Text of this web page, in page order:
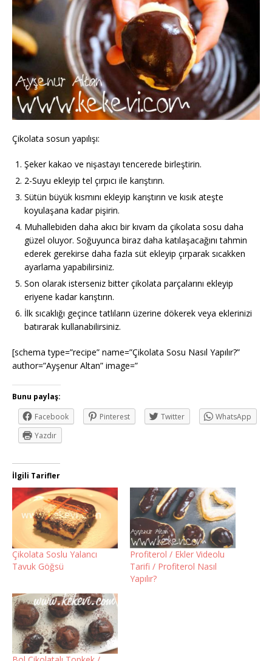
Çikolata sosun yapılışı:
Şeker kakao ve nişastayı tencerede birleştirin.
2-Suyu ekleyip tel çırpıcı ile karıştırın.
Sütün büyük kısmını ekleyip karıştırın ve kısık ateşte
koyulaşana kadar pişirin.
Muhallebiden daha akıcı bir kıvam da çikolata sosu daha
güzel oluyor. Soğuyunca biraz daha katılaşacağını tahmin
ederek gerekirse daha fazla süt ekleyip çırparak sıcakken
ayarlama yapabilirsiniz.
Son olarak isterseniz bitter çikolata parçalarını ekleyip
eriyene kadar karıştırın.
İlk sıcaklığı geçince tatlıların üzerine dökerek veya eklerinizi
batırarak kullanabilirsiniz.
[schema type=”recipe” name=”Çikolata Sosu Nasıl Yapılır?”
author=”Ayşenur Altan” image=”
Bunu paylaş:
Facebook
Pinterest Twitter
WhatsApp
Yazdır
İlgili Tarifler
Çikolata Soslu Yalancı
Tavuk Göğsü
Profiterol / Ekler Videolu
Tarifi / Profiterol Nasıl
Yapılır?